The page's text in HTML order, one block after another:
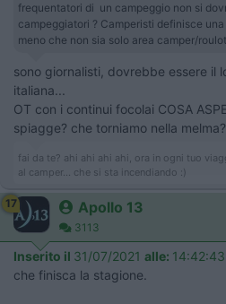
frequentatori di un campeggio non si
campeggiatori ? Camperisti definisce
meno che non sia solo area camper/
sono giornalisti, dovrebbe essere il
italiana...
OT con i continui focolai COSA
spiagge? che torniamo nella melma?
fai da te? ahi ahi ahi ahi, ora in ogni tuo
al camper... che si sta incendiando :)
17 Apollo 13
3113
Inserito il 31/07/2021 alle: 14:42:43
che finisca la stagione.